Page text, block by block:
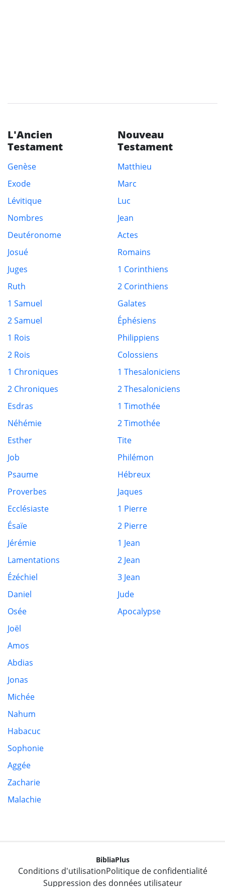
L'Ancien
Testament
Genèse
Exode
Lévitique
Nombres
Deutéronome
Josué
Juges
Ruth
1 Samuel
2 Samuel
1 Rois
2 Rois
1 Chroniques
2 Chroniques
Esdras
Néhémie
Esther
Job
Psaume
Proverbes
Ecclésiaste
Ésaïe
Jérémie
Lamentations
Ézéchiel
Daniel
Osée
Joël
Amos
Abdias
Jonas
Michée
Nahum
Habacuc
Sophonie
Aggée
Zacharie
Malachie
Nouveau
Testament
Matthieu
Marc
Luc
Jean
Actes
Romains
1 Corinthiens
2 Corinthiens
Galates
Éphésiens
Philippiens
Colossiens
1 Thesaloniciens
2 Thesaloniciens
1 Timothée
2 Timothée
Tite
Philémon
Hébreux
Jaques
1 Pierre
2 Pierre
1 Jean
2 Jean
3 Jean
Jude
Apocalypse
BibliaPlus
Conditions d'utilisationPolitique de confidentialité
Suppression des données utilisateur